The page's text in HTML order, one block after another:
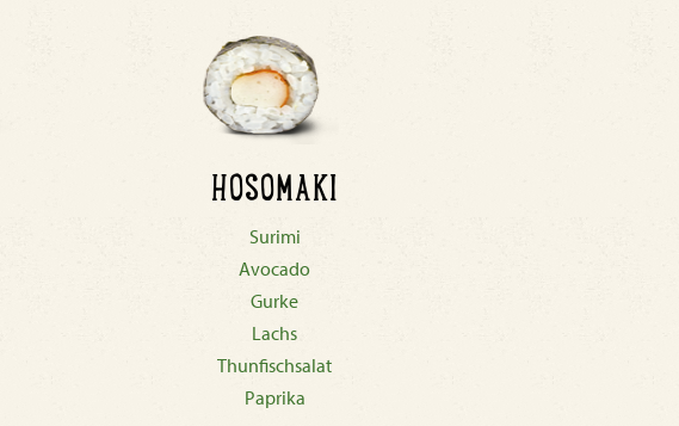
HOSOMAKI
Surimi
Avocado
Gurke
Lachs
Thunfischsalat
Paprika